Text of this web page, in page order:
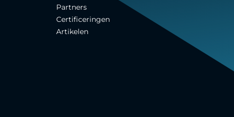
Partners
Certificeringen
Artikelen